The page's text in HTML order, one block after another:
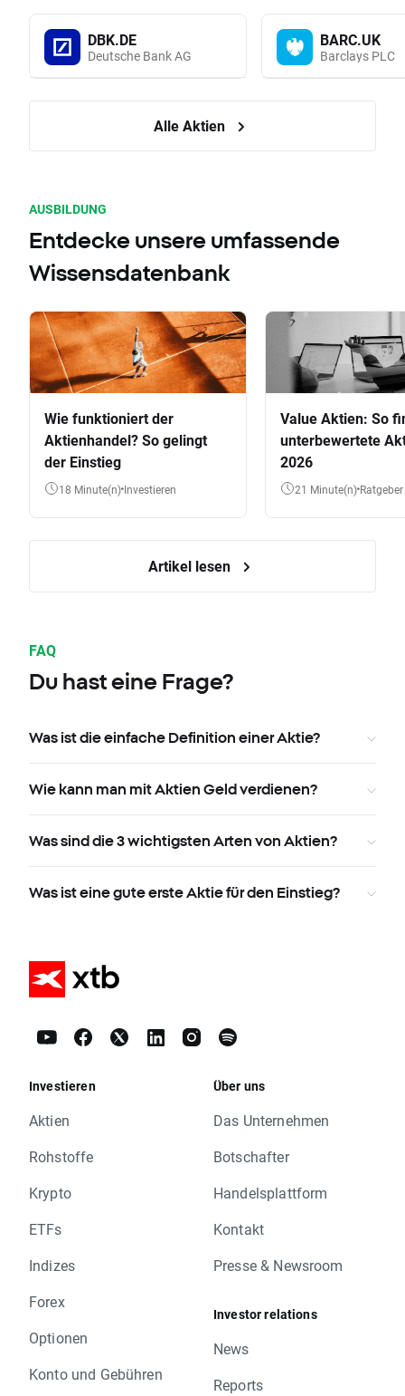
DBK.DE
Deutsche Bank AG
BARC.UK
Barclays PLC
Alle Aktien
AUSBILDUNG
Entdecke unsere umfassende
Wissensdatenbank
Wie funktioniert der
Aktienhandel? So gelingt
der Einstieg
18 Minute(n) Investieren
Value Aktien: So
unterbewertete
2026
21 Minute(n) Ratgeber
Artikel lesen
FAQ
Du hast eine Frage?
Was ist die einfache Definition einer Aktie?
Wie kann man mit Aktien Geld verdienen?
Was sind die 3 wichtigsten Arten von Aktien?
Was ist eine gute erste Aktie für den Einstieg?
Investieren
Aktien
Rohstoffe
Krypto
ETFs
Indizes
Forex
Optionen
Konto und Gebühren
Über uns
Das Unternehmen
Botschafter
Handelsplattform
Kontakt
Presse & Newsroom
Investor relations
News
Reports